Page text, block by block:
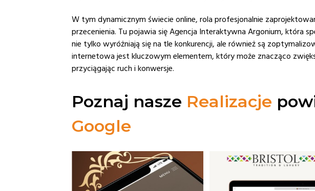
W tym dynamicznym świecie online, rola profesjonalnie
przecenienia. Tu pojawia się Agencja Interaktywna Argonium, która
nie tylko wyróżniają się na tle konkurencji, ale również są
internetowa jest kluczowym elementem, który może znacząco
przyciągając ruch i konwersje.
Poznaj nasze Realizacje
Google